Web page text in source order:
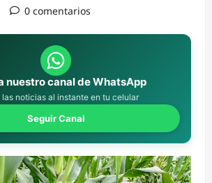
0 comentarios
nuestro canal de WhatsApp
las noticias al instante en tu celular
Seguir Canal